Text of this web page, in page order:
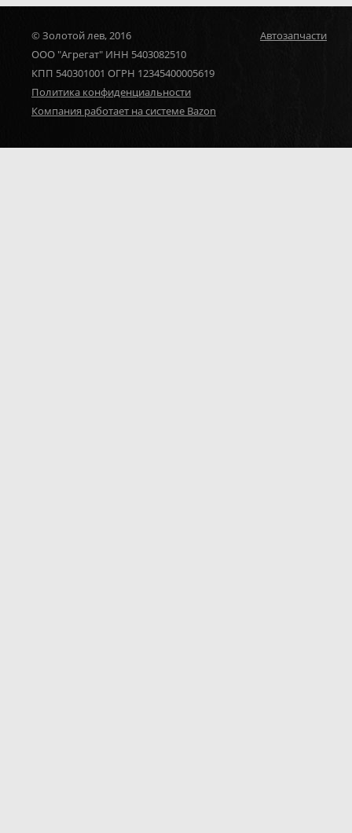
© Золотой лев, 2016
ООО "Агрегат" ИНН 5403082510
КПП 540301001 ОГРН 12345400005619
Политика конфиденциальности
Компания работает на системе Bazon
Автозапчасти